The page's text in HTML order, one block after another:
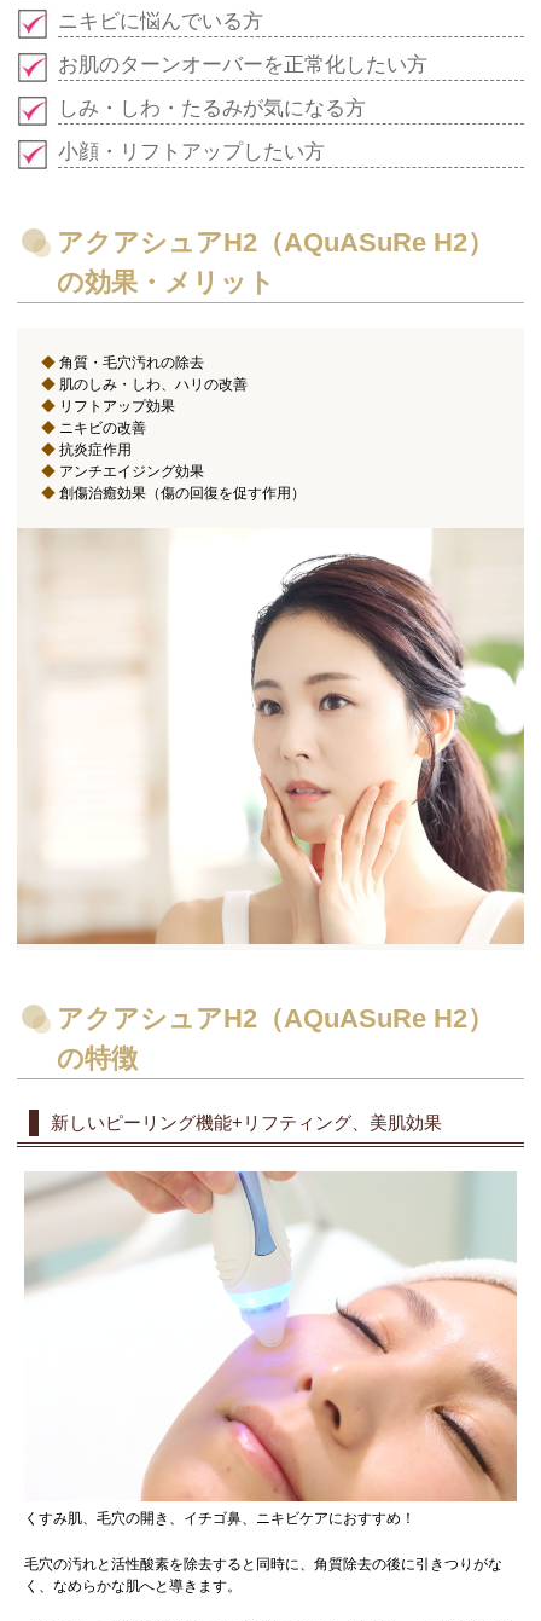
ニキビに悩んでいる方
お肌のターンオーバーを正常化したい方
しみ・しわ・たるみが気になる方
小顔・リフトアップしたい方
アクアシュアH2（AQuASuRe H2）
の効果・メリット
◆角質・毛穴汚れの除去
◆肌のしみ・しわ、ハリの改善
◆リフトアップ効果
◆ニキビの改善
◆抗炎症作用
◆アンチエイジング効果
◆創傷治癒効果（傷の回復を促す作用）
アクアシュアH2（AQuASuRe H2）
の特徴
新しいピーリング機能+リフティング、美肌効果
くすみ肌、毛穴の開き、イチゴ鼻、ニキビケアにおすすめ！
毛穴の汚れと活性酸素を除去すると同時に、角質除去の後に引きつりがな
く、なめらかな肌へと導きます。